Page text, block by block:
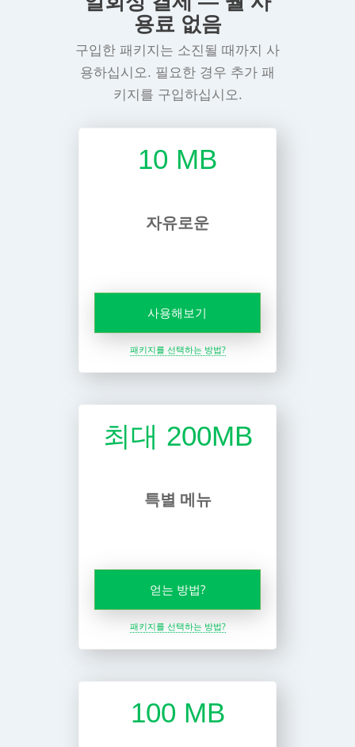
용료 없음
구입한 패키지는 소진될 때까지 사
용하십시오. 필요한 경우 추가 패
키지를 구입하십시오.
10 MB
자유로운
사용해보기
패키지를 선택하는 방법?
최대 200MB
특별 메뉴
얻는 방법?
패키지를 선택하는 방법?
100 MB